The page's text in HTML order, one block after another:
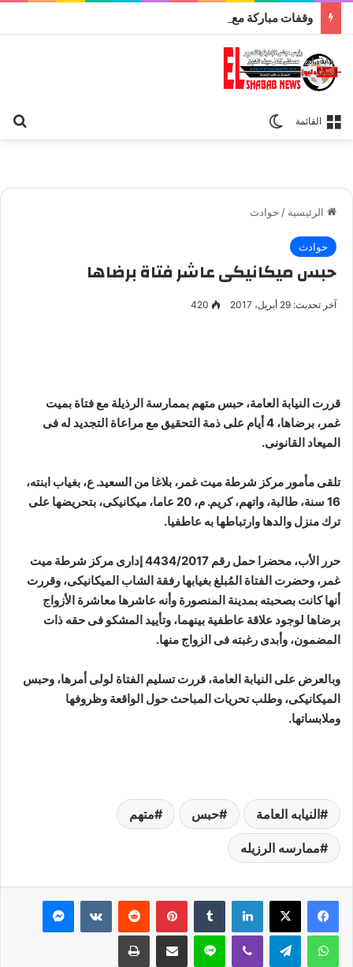
القائمة
الرئيسية / حوادث
حوادث
حبس ميكانيكى عاشر فتاة برضاها
آخر تحديث: 29 أبريل، 2017 420
قررت النيابة العامة، حبس متهم بممارسة الرذيلة مع فتاة بميت
غمر، برضاها، 4 أيام على ذمة التحقيق مع مراعاة التجديد له فى
الميعاد القانونى.
تلقى مأمور مركز شرطة ميت غمر، بلاغا من السعيد. ع، بغياب ابنته،
16 سنة، طالبة، واتهم، كريم. م، 20 عاما، ميكانيكى، بتحريضها على
ترك منزل والدها وارتباطها به عاطفيا.
حرر الأب، محضرا حمل رقم 4434/2017 إدارى مركز شرطة ميت
غمر، وحضرت الفتاة المُبلغ بغيابها رفقة الشاب الميكانيكى، وقررت
أنها كانت بصحبته بمدينة المنصورة وأنه عاشرها معاشرة الأزواج
برضاها لوجود علاقة عاطفية بينهما، وتأييد المشكو فى حقه ذات
المضمون، وأبدى رغبته فى الزواج منها.
وبالعرض على النيابة العامة، قررت تسليم الفتاة لولى أمرها، وحبس
الميكانيكى، وطلب تحريات المباحث حول الواقعة وظروفها
وملابساتها.
النيابه العامة حبس متهم
ممارسه الرزيله
لينكدإن بينتيريست ماسنجر
واتساب تيلقرام ڤايبر لاين مشاركة عبر البريد طباعة